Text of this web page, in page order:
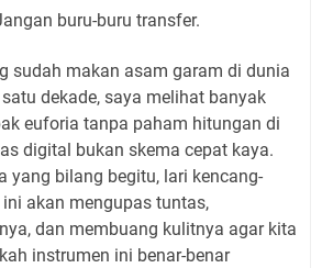
buru-buru transfer.
sudah makan asam garam di dunia
dekade, saya melihat banyak
euforia tanpa paham hitungan di
digital bukan skema cepat kaya.
yang bilang begitu, lari kencang-
akan mengupas tuntas,
dan membuang kulitnya agar kita
instrumen ini benar-benar